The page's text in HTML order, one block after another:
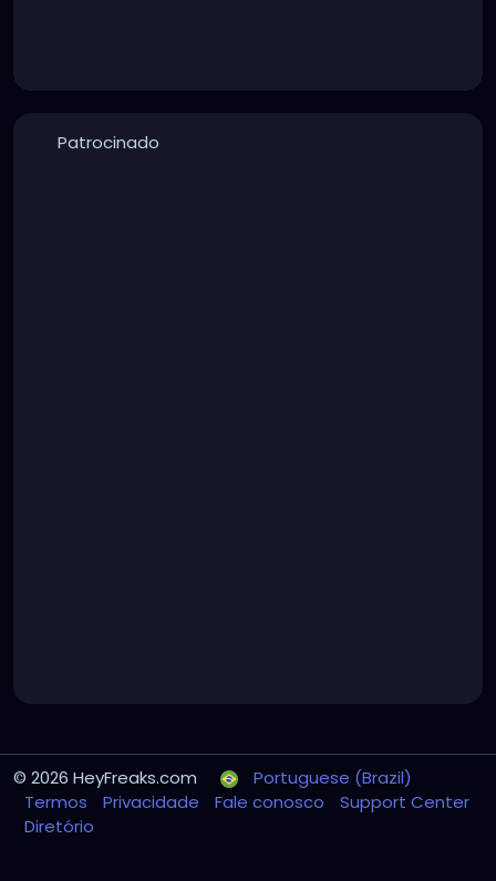
Patrocinado
© 2026 HeyFreaks.com
Portuguese (Brazil)
Termos
Privacidade Fale conosco
Support Center
Diretório